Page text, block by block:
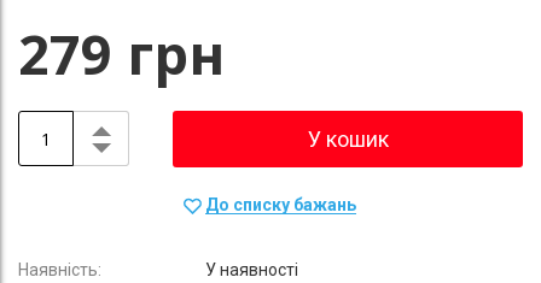
279 грн
У кошик
До списку бажань
У наявності